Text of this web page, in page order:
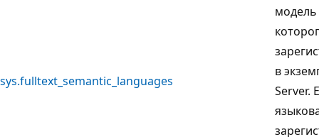
sys.fulltext_semantic_languages
модель
в
Server.